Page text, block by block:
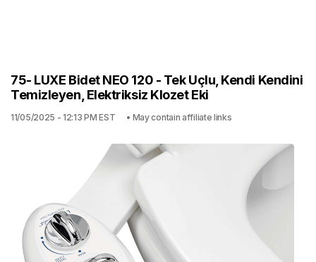
75- LUXE Bidet NEO 120 - Tek Uçlu, Kendi Kendini
Temizleyen, Elektriksiz Klozet Eki
11/05/2025 - 12:13 PM EST • May contain affiliate links